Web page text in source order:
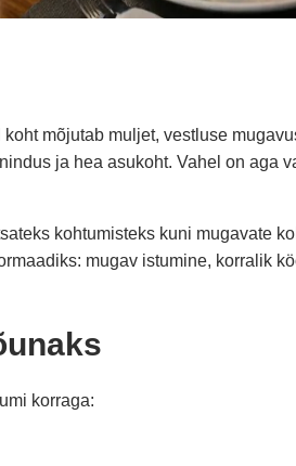
mõjutab muljet, vestluse
ja hea asukoht. Vahel on aga
kohtumisteks kuni mugavate
mugav istumine, korralik
korraga: